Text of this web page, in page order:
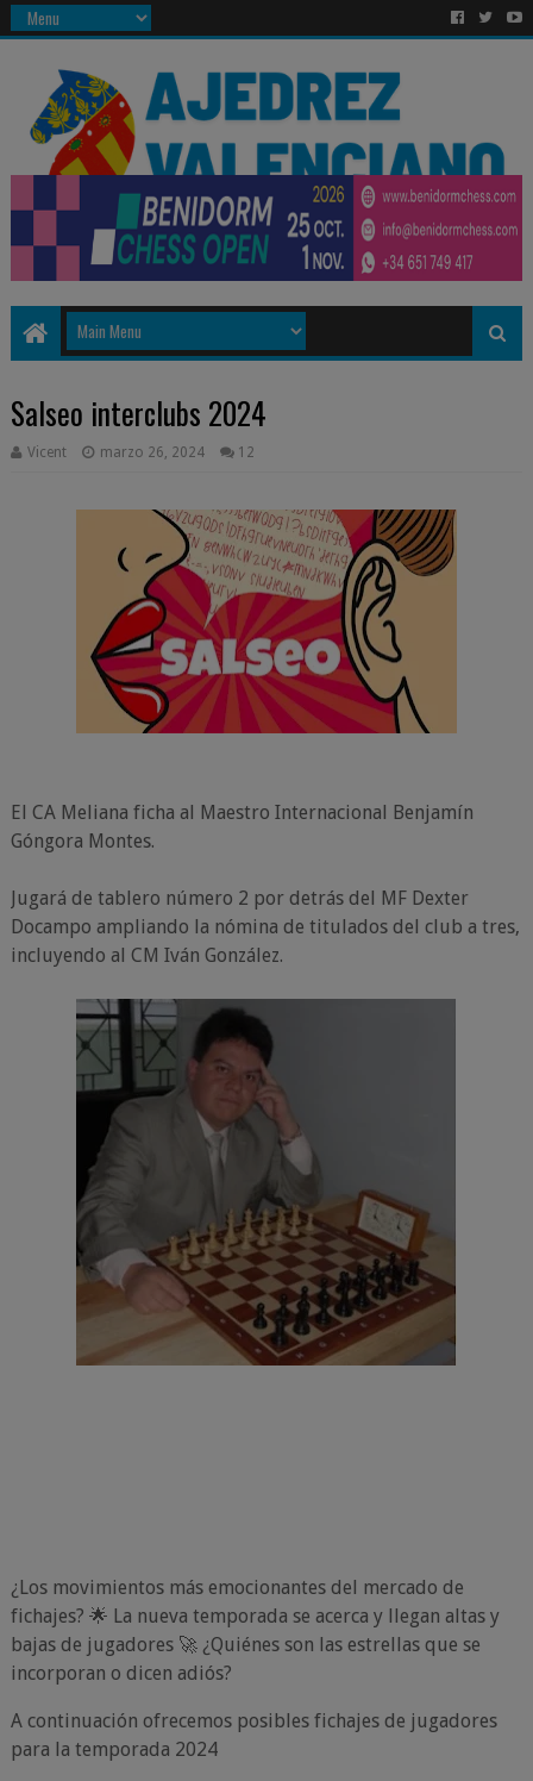
Salseo interclubs 2024
Vicent marzo 26, 2024 12
El CA Meliana ficha al Maestro Internacional Benjamín
Góngora Montes.
Jugará de tablero número 2 por detrás del MF Dexter
Docampo ampliando la nómina de titulados del club a tres,
incluyendo al CM Iván González.
¿Los movimientos más emocionantes del mercado de
fichajes? 🌟 La nueva temporada se acerca y llegan altas y
bajas de jugadores 🚀¿Quiénes son las estrellas que se
incorporan o dicen adiós?
A continuación ofrecemos posibles fichajes de jugadores
para la temporada 2024